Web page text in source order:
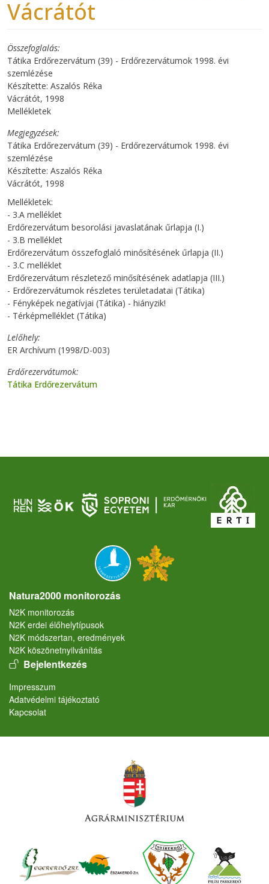
Vácrátót
Összefoglalás
Tátika Erdőrezervátum (39) - Erdőrezervátumok 1998. évi
szemlézése
Készítette: Aszalós Réka
Vácrátót, 1998
Mellékletek
Megjegyzések
Tátika Erdőrezervátum (39) - Erdőrezervátumok 1998. évi
szemlézése
Készítette: Aszalós Réka
Vácrátót, 1998
Mellékletek:
- 3.A melléklet
Erdőrezervátum besorolási javaslatának űrlapja (I.)
- 3.B melléklet
Erdőrezervátum összefoglaló minősítésének űrlapja (II.)
- 3.C melléklet
Erdőrezervátum részletező minősítésének adatlapja (III.)
- Erdőrezervátumok részletes területadatai (Tátika)
- Fényképek negatívjai (Tátika) - hiányzik!
- Térképmelléklet (Tátika)
Lelőhely
ER Archívum (1998/D-003)
Erdőrezervátumok
Tátika Erdőrezervátum
Natura2000 monitorozás
N2K monitorozás
N2K erdei élőhelytípusok
N2K módszertan, eredmények
N2K köszönetnyilvánítás
User account menu
Bejelentkezés
Lábléc
Impresszum
Adatvédelmi tájékoztató
Kapcsolat